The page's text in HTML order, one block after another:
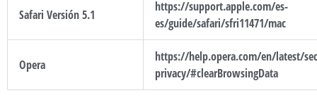
Safari Versión 5.1
https://support.apple.com/es-
es/guide/safari/sfri11471/mac
Opera
https://help.opera.com/en/latest/
privacy/#clearBrowsingData